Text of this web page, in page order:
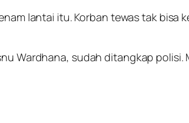
lantai itu. Korban tewas tak bisa
Wardhana, sudah ditangkap